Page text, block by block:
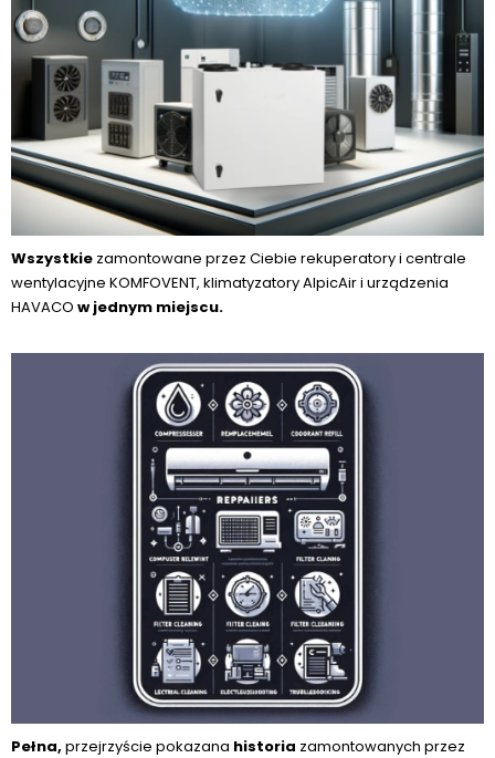
Wszystkie zamontowane przez Ciebie rekuperatory i centrale
wentylacyjne KOMFOVENT, klimatyzatory AlpicAir i urządzenia
HAVACO w jednym miejscu.
Pełna, przejrzyście pokazana historia zamontowanych przez